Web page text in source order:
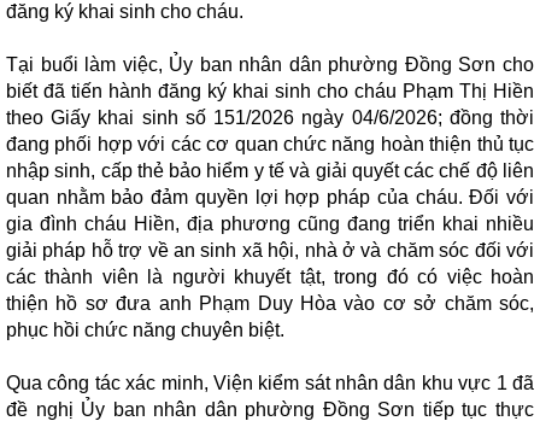
đăng ký khai sinh cho cháu.
Tại buổi làm việc, Ủy ban nhân dân phường Đồng Sơn cho
biết đã tiến hành đăng ký khai sinh cho cháu Phạm Thị Hiền
theo Giấy khai sinh số 151/2026 ngày 04/6/2026; đồng thời
đang phối hợp với các cơ quan chức năng hoàn thiện thủ tục
nhập sinh, cấp thẻ bảo hiểm y tế và giải quyết các chế độ liên
quan nhằm bảo đảm quyền lợi hợp pháp của cháu. Đối với
gia đình cháu Hiền, địa phương cũng đang triển khai nhiều
giải pháp hỗ trợ về an sinh xã hội, nhà ở và chăm sóc đối với
các thành viên là người khuyết tật, trong đó có việc hoàn
thiện hồ sơ đưa anh Phạm Duy Hòa vào cơ sở chăm sóc,
phục hồi chức năng chuyên biệt.
Qua công tác xác minh, Viện kiểm sát nhân dân khu vực 1 đã
đề nghị Ủy ban nhân dân phường Đồng Sơn tiếp tục thực